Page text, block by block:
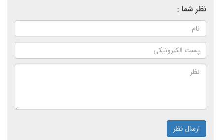
نظر شما :
ارسال نظر